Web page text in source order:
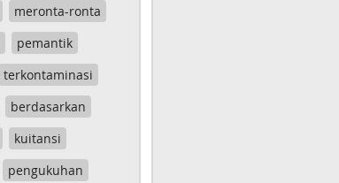
meronta-ronta
pemantik
terkontaminasi
berdasarkan
kuitansi
pengukuhan